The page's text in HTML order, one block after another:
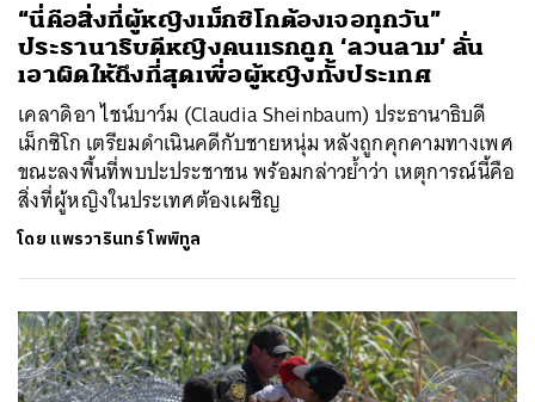
“นี่คือสิ่งที่ผู้หญิงเม็กซิโกต้องเจอทุกวัน”
ประธานาธิบดีหญิงคนแรกถูก ‘ลวนลาม’ ลั่น
เอาผิดให้ถึงที่สุดเพื่อผู้หญิงทั้งประเทศ
เคลาดิอา ไชน์บาว์ม (Claudia Sheinbaum) ประธานาธิบดี
เม็กซิโก เตรียมดำเนินคดีกับชายหนุ่ม หลังถูกคุกคามทางเพศ
ขณะลงพื้นที่พบปะประชาชน พร้อมกล่าวย้ำว่า เหตุการณ์นี้คือ
สิ่งที่ผู้หญิงในประเทศต้องเผชิญ
โดย แพรวารินทร์ โพพิทูล